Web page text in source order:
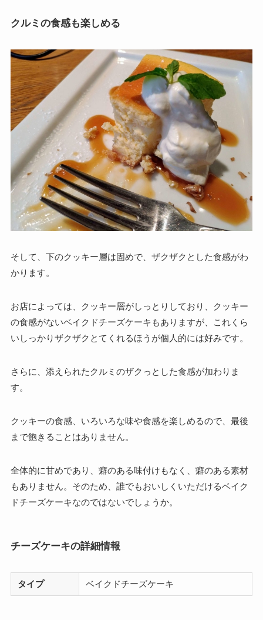
クルミの食感も楽しめる
そして、下のクッキー層は固めで、ザクザクとした食感がわ
かります。
お店によっては、クッキー層がしっとりしており、クッキー
の食感がないベイクドチーズケーキもありますが、これくら
いしっかりザクザクとてくれるほうが個人的には好みです。
さらに、 添えられたクルミのザクっとした食感が加わりま
す。
クッキーの食感、いろいろな味や食感を楽しめるので、最後
まで飽きることはありません。
全体的に甘めであり、癖のある味付けもなく、癖のある素材
もありません。そのため、誰でもおいしくいただけるベイク
ドチーズケーキなのではないでしょうか。
チーズケーキの詳細情報
タイプ ベイクドチーズケーキ